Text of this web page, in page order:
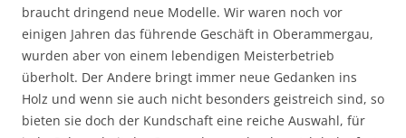
braucht dringend neue Modelle. Wir waren noch vor
einigen Jahren das führende Geschäft in Oberammergau,
wurden aber von einem lebendigen Meisterbetrieb
überholt. Der Andere bringt immer neue Gedanken ins
Holz und wenn sie auch nicht besonders geistreich sind, so
bieten sie doch der Kundschaft eine reiche Auswahl, für